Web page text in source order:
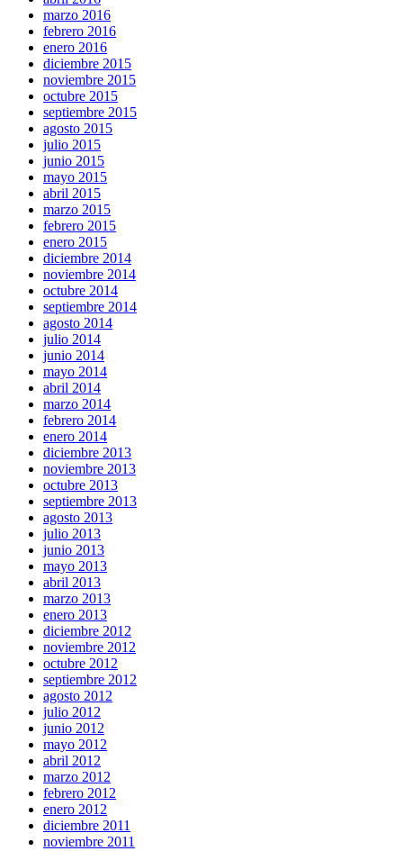
marzo 2016
febrero 2016
enero 2016
diciembre 2015
noviembre 2015
octubre 2015
septiembre 2015
agosto 2015
julio 2015
junio 2015
mayo 2015
abril 2015
marzo 2015
febrero 2015
enero 2015
diciembre 2014
noviembre 2014
octubre 2014
septiembre 2014
agosto 2014
julio 2014
junio 2014
mayo 2014
abril 2014
marzo 2014
febrero 2014
enero 2014
diciembre 2013
noviembre 2013
octubre 2013
septiembre 2013
agosto 2013
julio 2013
junio 2013
mayo 2013
abril 2013
marzo 2013
enero 2013
diciembre 2012
noviembre 2012
octubre 2012
septiembre 2012
agosto 2012
julio 2012
junio 2012
mayo 2012
abril 2012
marzo 2012
febrero 2012
enero 2012
diciembre 2011
noviembre 2011